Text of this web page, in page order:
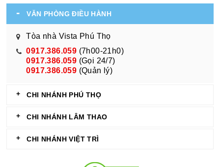
VĂN PHÒNG ĐIỀU HÀNH
Tòa nhà Vista Phú Thọ
0917.386.059 (7h00-21h0)
0917.386.059 (Gọi 24/7)
0917.386.059 (Quản lý)
CHI NHÁNH PHÚ THỌ
CHI NHÁNH LÂM THAO
CHI NHÁNH VIỆT TRÌ